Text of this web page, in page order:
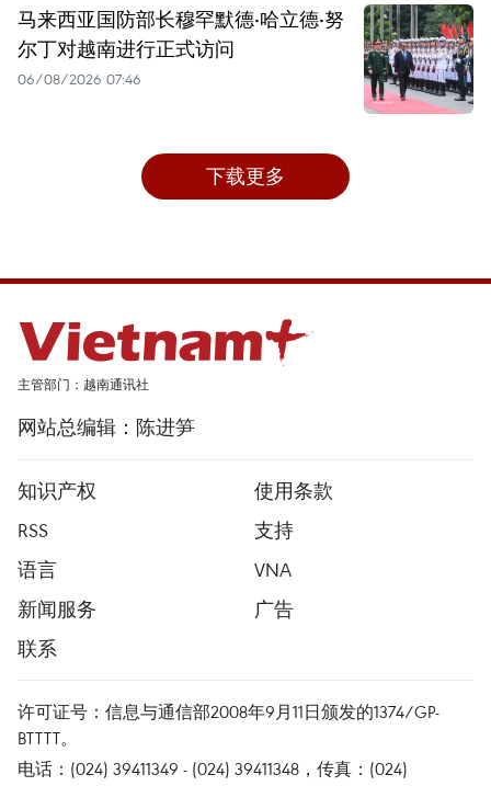
马来西亚国防部长穆罕默德·哈立德·努
尔丁对越南进行正式访问
06/08/2026 07:46
下载更多
主管部门：越南通讯社
网站总编辑：陈进笋
知识产权
使用条款
RSS
支持
语言
VNA
新闻服务
广告
联系
许可证号：信息与通信部2008年9月11日颁发的1374/GP-
BTTTT。
电话：(024) 39411349 - (024) 39411348，传真：(024)